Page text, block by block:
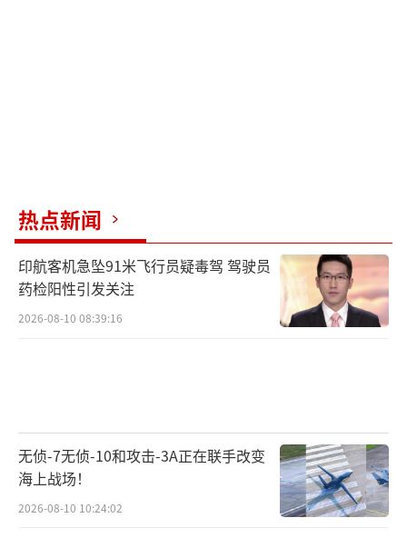
热点新闻
印航客机急坠91米飞行员疑毒驾 驾驶员
药检阳性引发关注
2026-08-10 08:39:16
无侦-7无侦-10和攻击-3A正在联手改变
海上战场！
2026-08-10 10:24:02